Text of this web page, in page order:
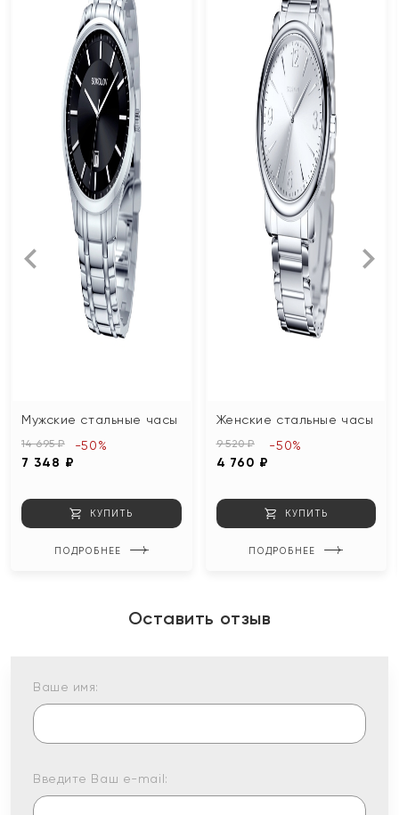
Мужские стальные часы
14 695 ₽
7 348 ₽
-50%
КУПИТЬ
ПОДРОБНЕЕ
Женские стальные часы
9 520 ₽
4 760 ₽
-50%
КУПИТЬ
ПОДРОБНЕЕ
Оставить отзыв
Ваше имя:
Введите Ваш e-mail: